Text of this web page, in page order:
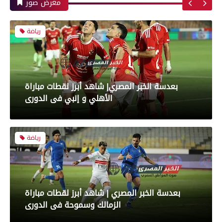
رياضة
بعدسة الخبر المصري | شاهد أبرز لقطات مباراة
الزمالك وسموحة فى الدورى
رياضة
أبرز لقطات الشوط الأول لمباراة الزمالك وسموحه
فى الدورى
محافظات
محافظ بني سويف يعتمد تخفيض تنسيق القبول
بالثانوي العام من 236 إلى 231 درجة .. والخدمات
من 210 درجة إلى 209